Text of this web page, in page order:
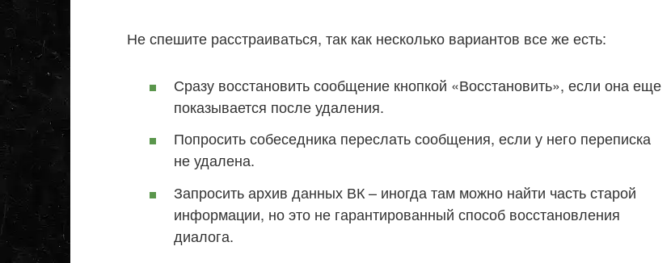
Не спешите расстраиваться, так как несколько вариантов все же есть:
Сразу восстановить сообщение кнопкой «Восстановить», если она еще
показывается после удаления.
Попросить собеседника переслать сообщения, если у него переписка
не удалена.
Запросить архив данных ВК – иногда там можно найти часть старой
информации, но это не гарантированный способ восстановления
диалога.